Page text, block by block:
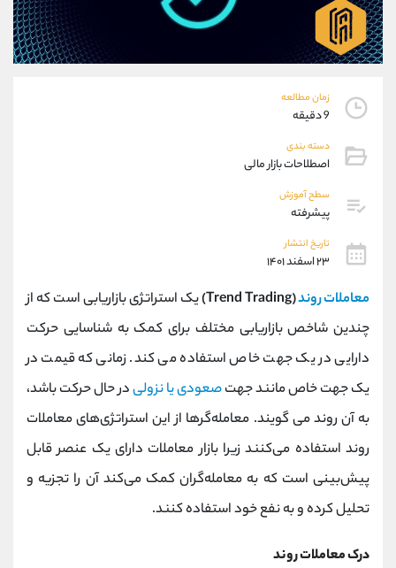
زمان مطالعه
9 دقیقه
دسته بندی
اصطلاحات بازار مالی
سطح آموزش
پیشرفته
تاریخ انتشار
۲۳ اسفند ۱۴۰۱
معاملات روند(Trend Trading)
یک استراتژی بازاریابی است که از
چندین شاخص بازاریابی مختلف برای کمک به شناسایی حرکت
دارایی در یک جهت خاص استفاده می کند. زمانی که قیمت در
یک جهت خاص مانند جهتصعودی یا نزولیدر حال حرکت باشد،
به آن روند می گویند. معامله‌گرها از این استراتژی‌های معاملات
روند استفاده می‌کنند زیرا بازار معاملات دارای یک عنصر قابل
پیش‌بینی است که به معامله‌گران کمک می‌کند آن را تجزیه و
تحلیل کرده و به نفع خود استفاده کنند.
درک معاملات روند
09194198792
واتساپ شروع گفتگو
تلگرام @Armteam_admin_33
پشتیبان فروش
موبایل
واتساپ
داخلی
اطلاعات تماس (دفتر فروش)
تلفن 021-22021030
بدون پیش شماره 90001030
اینستاگرام @alireza.mehrabii
کانال تلگرام @alirezamehrabi_com